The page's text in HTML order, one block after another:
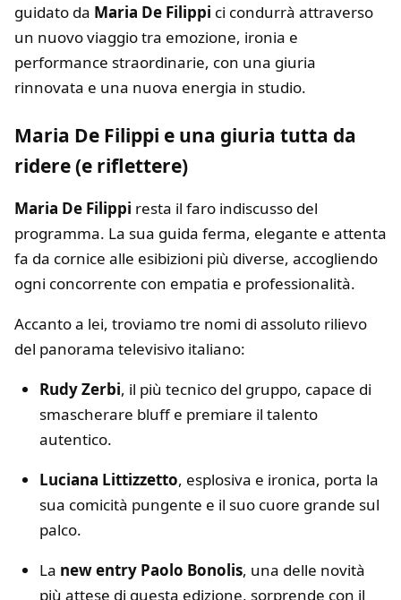
guidato da Maria De Filippi ci condurrà attraverso
un nuovo viaggio tra emozione, ironia e
performance straordinarie, con una giuria
rinnovata e una nuova energia in studio.
Maria De Filippi e una giuria tutta da
ridere (e riflettere)
Maria De Filippi resta il faro indiscusso del
programma. La sua guida ferma, elegante e attenta
fa da cornice alle esibizioni più diverse, accogliendo
ogni concorrente con empatia e professionalità.
Accanto a lei, troviamo tre nomi di assoluto rilievo
del panorama televisivo italiano:
Rudy Zerbi, il più tecnico del gruppo, capace di
smascherare bluff e premiare il talento
autentico.
Luciana Littizzetto, esplosiva e ironica, porta la
sua comicità pungente e il suo cuore grande sul
palco.
La new entry Paolo Bonolis, una delle novità
più attese di questa edizione, sorprende con il